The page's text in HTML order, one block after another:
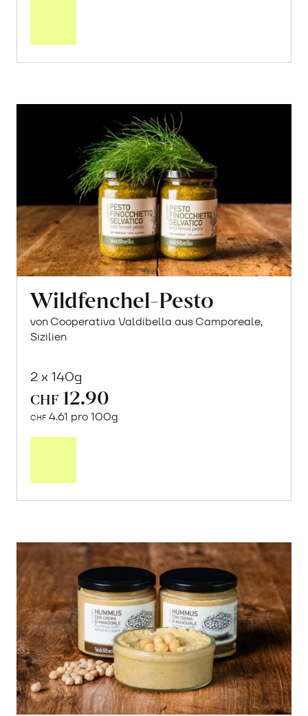
Wildfenchel-Pesto
von Cooperativa Valdibella aus Camporeale,
Sizilien
2 x 140g
CHF 12.90
CHF 4.61 pro 100g